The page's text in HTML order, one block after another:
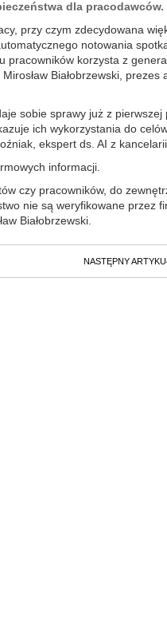
dla pracodawców.
przy czym zdecydowana
notowania
pracowników korzysta z
Białobrzewski, prezes
sobie sprawy już z pierwszej
ich wykorzystania do
ekspert ds. AI z kancelarii
informacji.
czy pracowników, do
nie są weryfikowane przez
Białobrzewski.
NASTĘPNY